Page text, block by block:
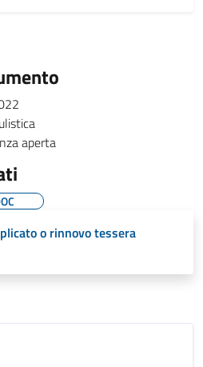
aperta
o rinnovo tessera